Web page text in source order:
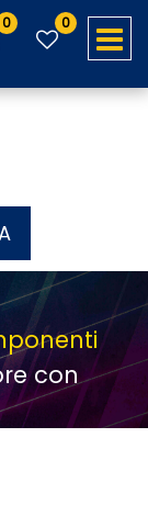
0 0
con